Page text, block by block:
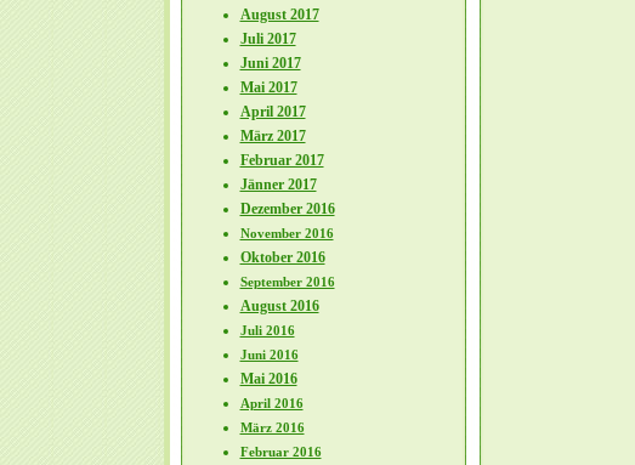
August 2017
Juli 2017
Juni 2017
Mai 2017
April 2017
März 2017
Februar 2017
Jänner 2017
Dezember 2016
November 2016
Oktober 2016
September 2016
August 2016
Juli 2016
Juni 2016
Mai 2016
April 2016
März 2016
Februar 2016